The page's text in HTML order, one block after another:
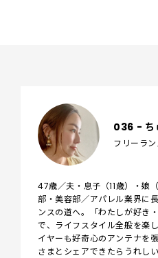
036 - ち
フリーラ
47歳／夫・息子（11歳）・娘
部・美容部／アパレル業界に
ンスの道へ。「わたしが好き
で、ライフスタイル全般を楽
イヤーも好奇心のアンテナを
さまとシェアできたらうれし